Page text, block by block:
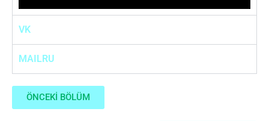
VK
MAILRU
ÖNCEKİ BÖLÜM